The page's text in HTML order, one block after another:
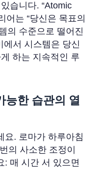
습니다. “Atomic
어는 “당신은 목표의
의 수준으로 떨어진
에서 시스템은 당신
하는 지속적인 루
능한 습관의 열
요. 로마가 하루아침
의 사소한 조정이
: 매 시간 서 있으면